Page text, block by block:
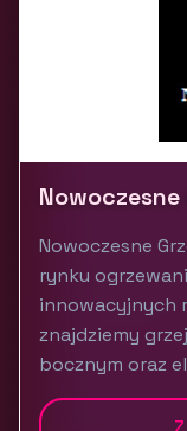
Nowoczesne
Nowoczesne
rynku
innowacyjnych
znajdziemy
bocznym oraz